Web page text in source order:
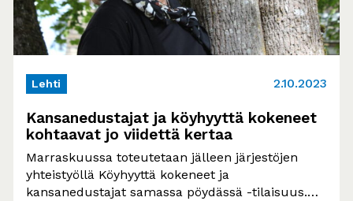
Lehti 2.10.2023
Kansanedustajat ja köyhyyttä kokeneet
kohtaavat jo viidettä kertaa
Marraskuussa toteutetaan jälleen järjestöjen
yhteistyöllä Köyhyyttä kokeneet ja
kansanedustajat samassa pöydässä -tilaisuus.